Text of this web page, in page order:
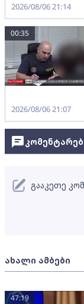
2026/08/06 21:14
00:35
2026/08/06 21:07
ახალი ამბები
47:19
გააკეთე